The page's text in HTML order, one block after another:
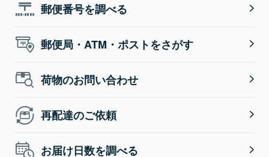
郵便番号を調べる
郵便局・ATM・ポストをさがす
荷物のお問い合わせ
再配達のご依頼
お届け日数を調べる